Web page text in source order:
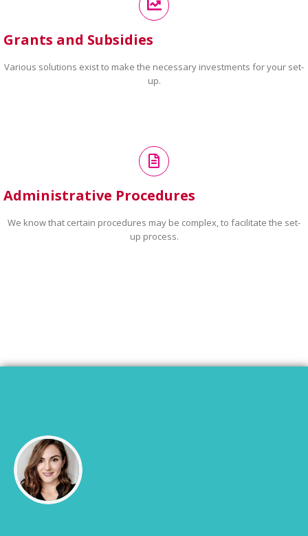
Grants and Subsidies
Various solutions exist to make the necessary investments for your set-
up.
Administrative Procedures
We know that certain procedures may be complex, to facilitate the set-
up process.